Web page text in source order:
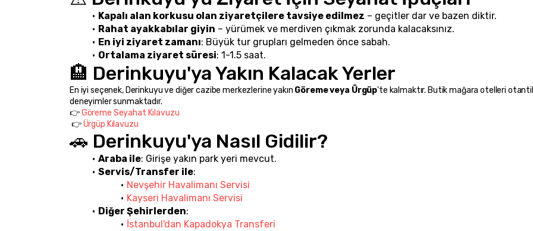
Kapalı alan korkusu olan ziyaretçilere tavsiye edilmez – geçitler dar ve bazen diktir.
Rahat ayakkabılar giyin – yürümek ve merdiven çıkmak zorunda kalacaksınız.
En iyi ziyaret zamanı: Büyük tur grupları gelmeden önce sabah.
Ortalama ziyaret süresi: 1-1.5 saat.
🏨 Derinkuyu'ya Yakın Kalacak Yerler
En iyi seçenek, Derinkuyu ve diğer cazibe merkezlerine yakın Göreme veya Ürgüp'te kalmaktır. Butik mağara otelleri
deneyimler sunmaktadır.
👉 Göreme Seyahat Kılavuzu
👉 Ürgüp Kılavuzu
🚗 Derinkuyu'ya Nasıl Gidilir?
Araba ile: Girişe yakın park yeri mevcut.
Servis/Transfer ile:
Nevşehir Havalimanı Servisi
Kayseri Havalimanı Servisi
Diğer Şehirlerden:
İstanbul'dan Kapadokya Transferi